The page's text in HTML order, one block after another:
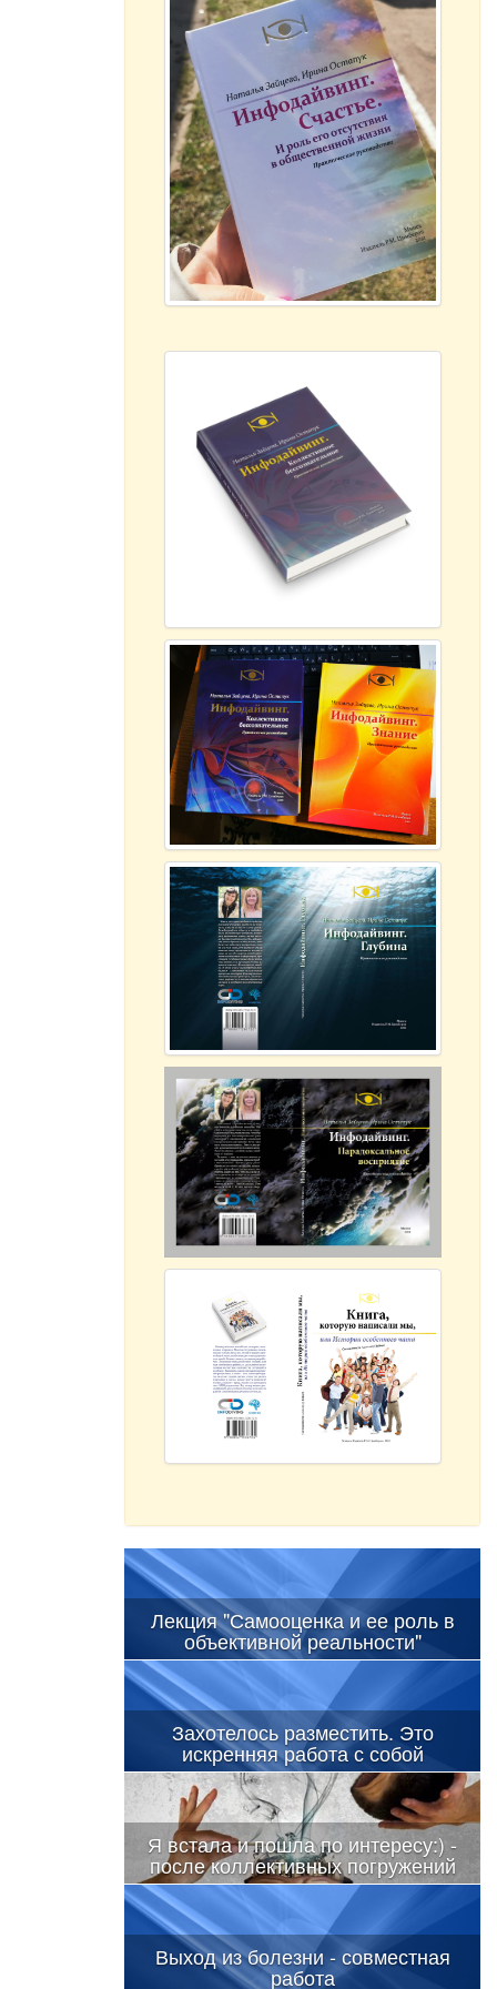
Лекция "Самооценка и ее роль в
объективной реальности"
Захотелось разместить. Это
искренняя работа с собой
Я встала и пошла по интересу:) -
после коллективных погружений
Выход из болезни - совместная
работа